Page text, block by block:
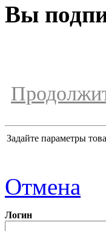
Вы
Задайте параметры
Отмена
Логин